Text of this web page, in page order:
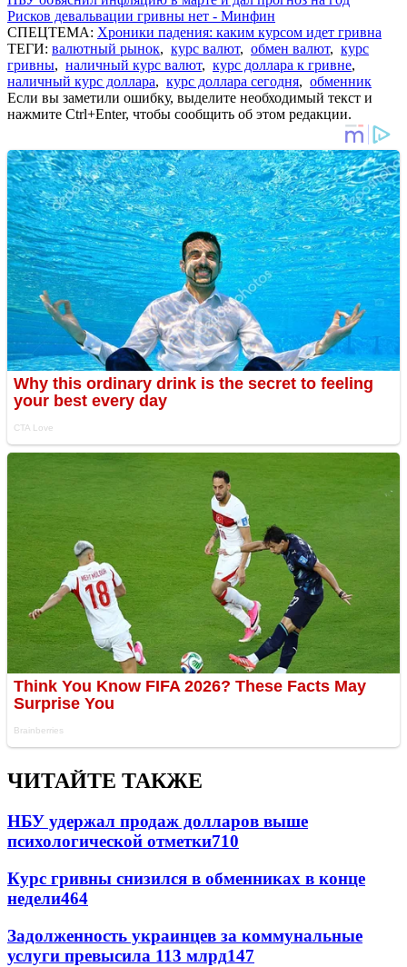
Рисков девальвации гривны нет - Минфин
СПЕЦТЕМА: Хроники падения: каким курсом идет гривна
ТЕГИ: валютный рынок, курс валют, обмен валют, курс
гривны, наличный курс валют, курс доллара к гривне,
наличный курс доллара, курс доллара сегодня, обменник
Если вы заметили ошибку, выделите необходимый текст и
нажмите Ctrl+Enter, чтобы сообщить об этом редакции.
ЧИТАЙТЕ ТАКЖЕ
НБУ удержал продаж долларов выше
психологической отметки710
Курс гривны снизился в обменниках в конце
недели464
Задолженность украинцев за коммунальные
услуги превысила 113 млрд147